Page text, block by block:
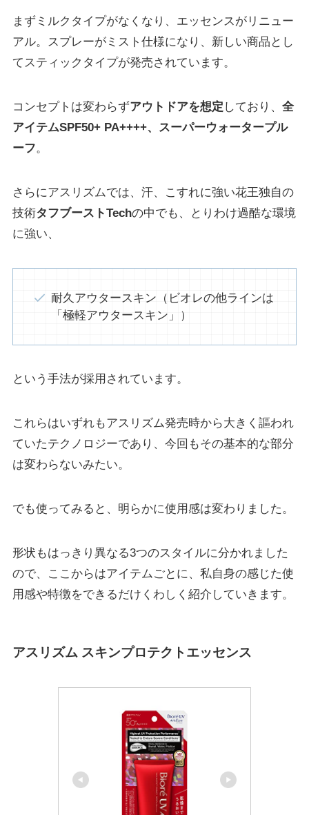
まずミルクタイプがなくなり、エッセンスがリニュー
アル。スプレーがミスト仕様になり、新しい商品とし
てスティックタイプが発売されています。
コンセプトは変わらずアウトドアを想定 しており、 全
アイテムSPF50+ PA++++、スーパーウォータープル
ーフ。
さらにアスリズムでは、汗、こすれに強い花王独自の
技術タフブーストTechの中でも、とりわけ過酷な環境
に強い、
耐久アウタースキン（ビオレの他ラインは
「極軽アウタースキン」）
という手法が採用されています。
これらはいずれもアスリズム発売時から大きく謳われ
ていたテクノロジーであり、今回もその基本的な部分
は変わらないみたい。
でも使ってみると、明らかに使用感は変わりました。
形状もはっきり異なる3つのスタイルに分かれました
ので、ここからはアイテムごとに、私自身の感じた使
用感や特徴をできるだけくわしく紹介していきます。
アスリズム スキンプロテクトエッセンス